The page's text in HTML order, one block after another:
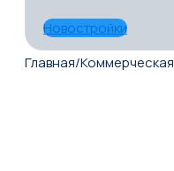
Новостройки
Главная/Коммерческая